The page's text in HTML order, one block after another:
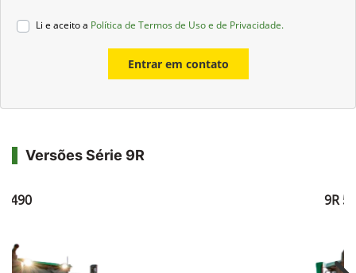
Li e aceito a Política de Termos de Uso e de Privacidade.
Entrar em contato
Versões Série 9R
490 9R